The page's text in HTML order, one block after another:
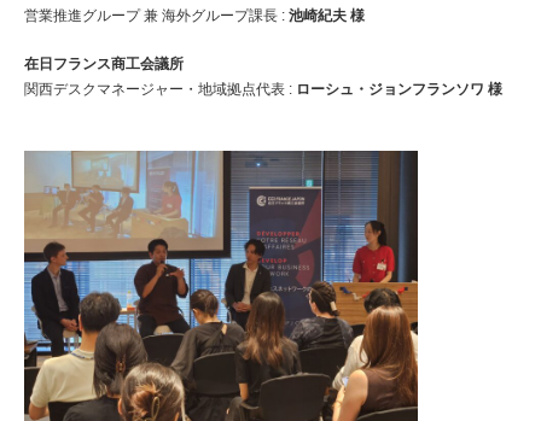
営業推進グループ 兼 海外グループ課長 : 池崎紀夫 様
在日フランス商工会議所
関西デスクマネージャー・地域拠点代表 : ローシュ・ジョンフランソワ 様